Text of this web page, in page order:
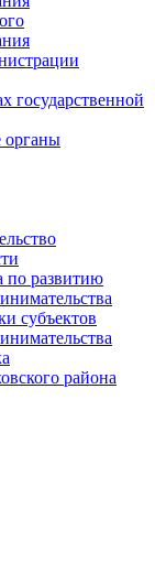
государственной
органы
по развитию
субъектов
района